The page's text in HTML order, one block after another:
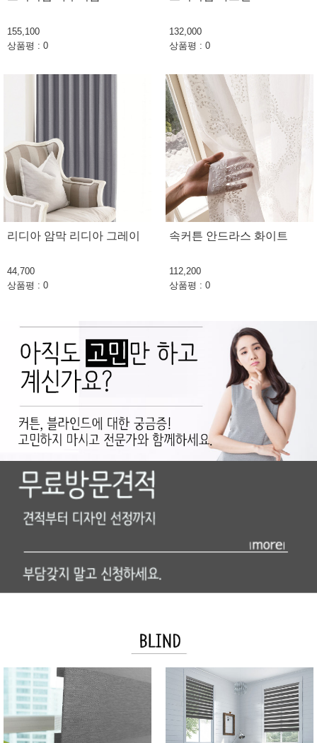
155,100
상품평 : 0
132,000
상품평 : 0
리디아 암막 리디아 그레이
44,700
상품평 : 0
속커튼 안드라스 화이트
112,200
상품평 : 0